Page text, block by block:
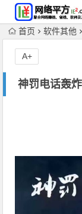
首页 软件其他
神罚电话轰
A+